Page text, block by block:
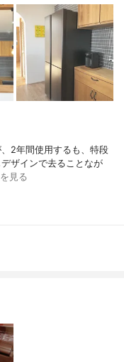
2年間使用するも、特段
ザインで去ることなが
見る